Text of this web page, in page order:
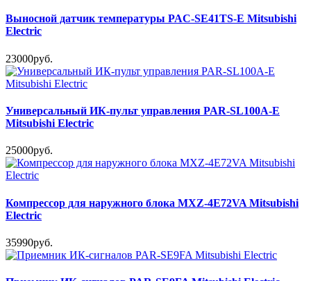
Выносной датчик температуры PAC-SE41TS-E Mitsubishi
Electric
23000руб.
Универсальный ИК-пульт управления PAR-SL100A-E
Mitsubishi Electric
25000руб.
Компрессор для наружного блока MXZ-4E72VA Mitsubishi
Electric
35990руб.